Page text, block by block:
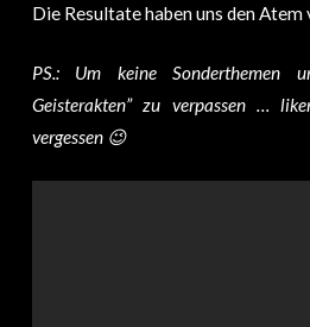
Die Resultate haben uns den
PS.: Um keine Sonderthemen
Geisterakten” zu verpassen …
vergessen 😉